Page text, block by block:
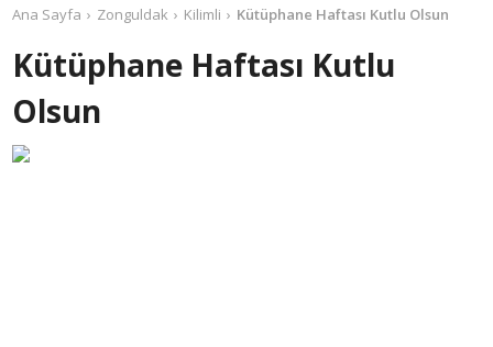
Ana Sayfa Zonguldak Kilimli Kütüphane Haftası Kutlu Olsun
Kütüphane Haftası Kutlu
Olsun